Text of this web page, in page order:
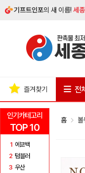
기프트인포의 새 이름!세
인기카테고리
TOP 10
1 에코백
2 텀블러
3 우산
즐겨찾기 전
홈